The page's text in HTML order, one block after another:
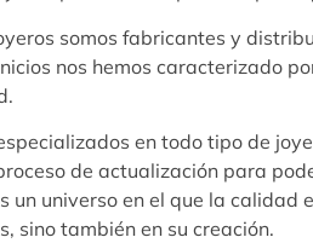
somos fabricantes y
nos hemos caracterizado
en todo tipo de
de actualización para
un universo en el que la
sino también en su creación.